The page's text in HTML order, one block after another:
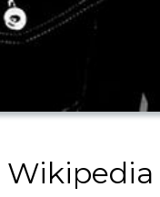
Wikipedia